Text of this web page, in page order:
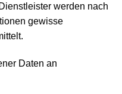
werden nach
gewisse
Daten an